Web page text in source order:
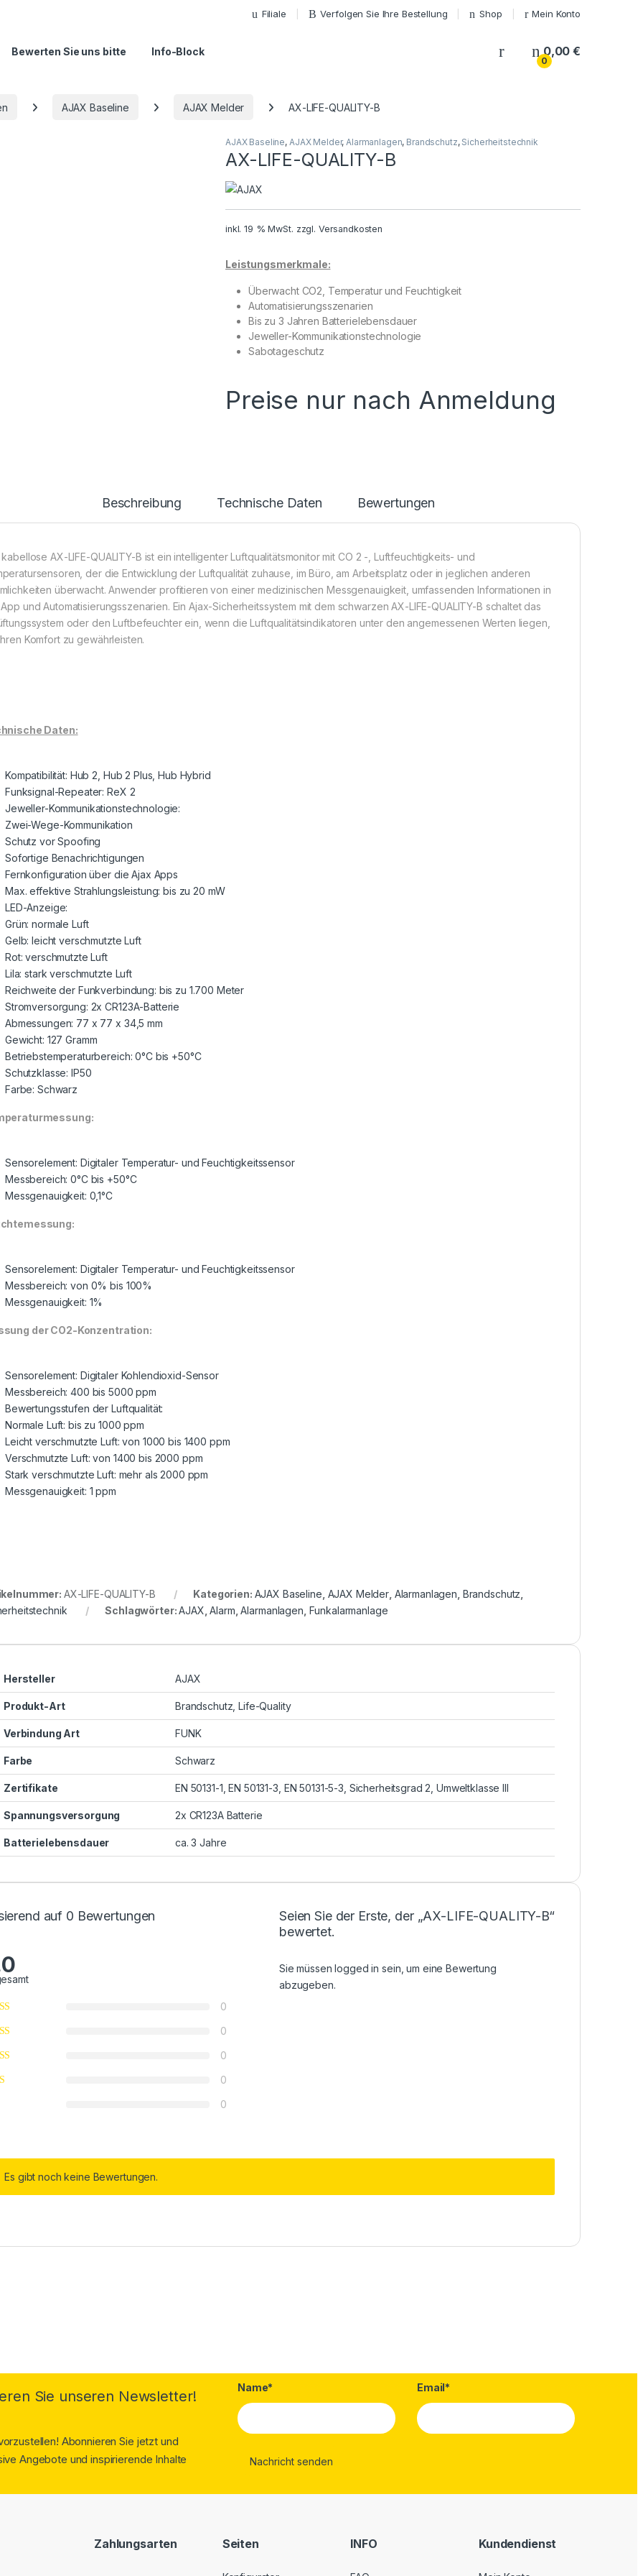
Filiale Verfolgen Sie Ihre Bestellung Shop Mein Konto
Bewerten Sie uns bitte Info-Block My Account
0
0,00€
AJAX Baseline AJAX Melder AX-LIFE-QUALITY-B
AJAX Baseline, AJAX Melder,Alarmanlagen, Brandschutz, Sicherheitstechnik
AX-LIFE-QUALITY-B
inkl. 19 % MwSt. zzgl. Versandkosten
Leistungsmerkmale:
Überwacht CO2, Temperatur und Feuchtigkeit
Automatisierungsszenarien
Bis zu 3 Jahren Batterielebensdauer
Jeweller-Kommunikationstechnologie
Sabotageschutz
Preise nur nach Anmeldung
Beschreibung Technische Daten Bewertungen
AX-LIFE-QUALITY-B ist ein intelligenter Luftqualitätsmonitor mit CO 2 -, Luftfeuchtigkeits- und
der die Entwicklung der Luftqualität zuhause, im Büro, am Arbeitsplatz oder in jeglichen anderen
überwacht. Anwender profitieren von einer medizinischen Messgenauigkeit, umfassenden Informationen in
und Automatisierungsszenarien. Ein Ajax-Sicherheitssystem mit dem schwarzen AX-LIFE-QUALITY-B schaltet das
oder den Luftbefeuchter ein, wenn die Luftqualitätsindikatoren unter den angemessenen Werten liegen,
Komfort zu gewährleisten.
Daten:
Kompatibilität: Hub 2, Hub 2 Plus, Hub Hybrid
Funksignal-Repeater: ReX 2
Jeweller-Kommunikationstechnologie:
Zwei-Wege-Kommunikation
Schutz vor Spoofing
Sofortige Benachrichtigungen
Fernkonfiguration über die Ajax Apps
Max. effektive Strahlungsleistung: bis zu 20 mW
LED-Anzeige:
Grün: normale Luft
Gelb: leicht verschmutzte Luft
Rot: verschmutzte Luft
Lila: stark verschmutzte Luft
Reichweite der Funkverbindung: bis zu 1.700 Meter
Stromversorgung: 2x CR123A-Batterie
Abmessungen: 77 x 77 x 34,5 mm
Gewicht: 127 Gramm
Betriebstemperaturbereich: 0°C bis +50°C
Schutzklasse: IP50
Farbe: Schwarz
Sensorelement: Digitaler Temperatur- und Feuchtigkeitssensor
Messbereich: 0°C bis +50°C
Messgenauigkeit: 0,1°C
Sensorelement: Digitaler Temperatur- und Feuchtigkeitssensor
Messbereich: von 0% bis 100%
Messgenauigkeit: 1%
der CO2-Konzentration:
Sensorelement: Digitaler Kohlendioxid-Sensor
Messbereich: 400 bis 5000 ppm
Bewertungsstufen der Luftqualität:
Normale Luft: bis zu 1000 ppm
Leicht verschmutzte Luft: von 1000 bis 1400 ppm
Verschmutzte Luft: von 1400 bis 2000 ppm
Stark verschmutzte Luft: mehr als 2000 ppm
Messgenauigkeit: 1 ppm
AX-LIFE-QUALITY-B Kategorien: AJAX Baseline AJAX Melder, Alarmanlagen Brandschutz
Schlagwörter:AJAX ,Alarm ,Alarmanlagen Funkalarmanlage
Hersteller AJAX
Produkt-Art Brandschutz, Life-Quality
Verbindung Art FUNK
Farbe Schwarz
Zertifikate EN 50131-1, EN 50131-3, EN 50131-5-3, Sicherheitsgrad 2, Umweltklasse III
Spannungsversorgung 2x CR123A Batterie
Batterielebensdauer ca. 3 Jahre
auf 0 Bewertungen
0
0
0
0
0
Seien Sie der Erste, der „AX-LIFE-QUALITY-B“
bewertet.
Sie müssenlogged in sein, um eine Bewertung
abzugeben.
Es gibt noch keine Bewertungen.
Sie unseren Newsletter!
Abonnieren Sie jetzt und
Angebote und inspirierende Inhalte
Name* Email*
Zahlungsarten Seiten INFO Kundendienst